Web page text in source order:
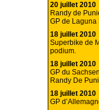
20 juillet 2010
Randy de
GP de Laguna
18 juillet 2010
Superbike de
podium.
18 juillet 2010
GP du
Randy De
18 juillet 2010
GP